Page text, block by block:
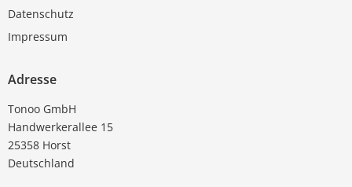
Datenschutz
Impressum
Adresse
Tonoo GmbH
Handwerkerallee 15
25358 Horst
Deutschland